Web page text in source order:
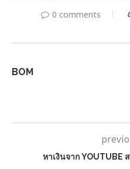
0 comments
BOM
หาเงินจาก YOUTUBE